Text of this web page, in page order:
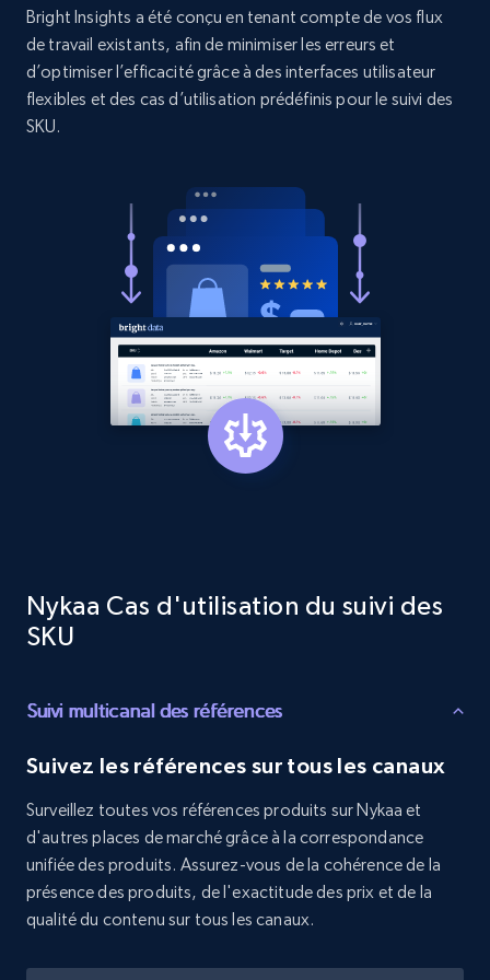
and more.
1.3K+ 175+ Commencer
Target - Gather data on products using
specified keywords
URL, Product id, Title, Product description,
Rating, Reviews count, Initial price, Discount,
and more.
1.3K+ 175+ Commencer
Target - Discover products by category url
1.3K+ 175+ Commencer
Target - Discover products by specified
URL, Product id, Title, Product description,
Rating, Reviews count, Initial price, Discount,
and more.
1.3K+ 175+ Commencer
Bright Insights a été conçu en tenant compte de vos flux
de travail existants, afin de minimiser les erreurs et
d’optimiser l’efficacité grâce à des interfaces utilisateur
flexibles et des cas d’utilisation prédéfinis pour le suivi des
SKU.
Nykaa Cas d'utilisation du suivi des
SKU
Suivi multicanal des références
Suivez les références sur tous les canaux
Surveillez toutes vos références produits sur Nykaa et
d'autres places de marché grâce à la correspondance
unifiée des produits. Assurez-vous de la cohérence de la
présence des produits, de l'exactitude des prix et de la
qualité du contenu sur tous les canaux.